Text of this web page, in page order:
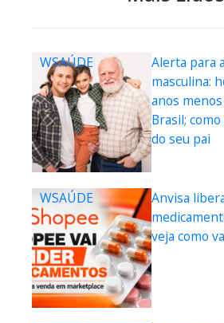
WSAÚDE
Alerta para
masculina:
anos
Brasil;
do seu pai
WSAÚDE
Anvisa
veja como